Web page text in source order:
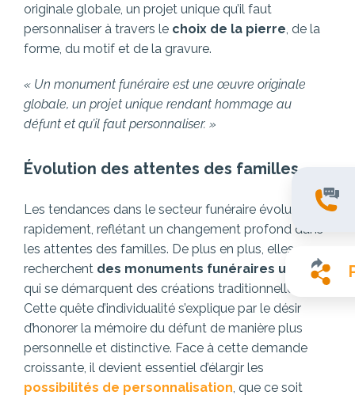
originale globale, un projet unique qu’il faut
personnaliser à travers le choix de la pierre, de la
forme, du motif et de la gravure.
« Un monument funéraire est une œuvre originale
globale, un projet unique rendant hommage au
défunt et qu’il faut personnaliser. »
Évolution des attentes des familles
Les tendances dans le secteur funéraire évoluent
rapidement, reflétant un changement profond dans
les attentes des familles. De plus en plus, elles
recherchent des monuments funéraires uniques
qui se démarquent des créations traditionnelles.
Cette quête d’individualité s’explique par le désir
d’honorer la mémoire du défunt de manière plus
personnelle et distinctive. Face à cette demande
croissante, il devient essentiel d’élargir les
possibilités de personnalisation, que ce soit